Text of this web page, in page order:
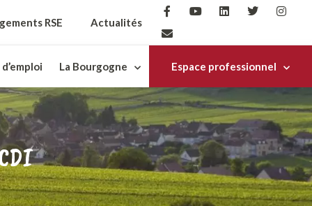
RSE Actualités
La Bourgogne Espace professionnel